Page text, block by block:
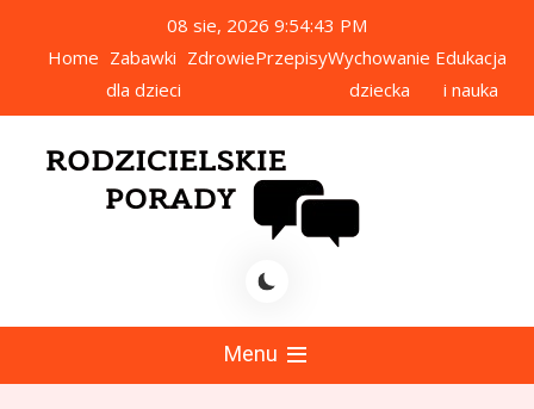
08 sie, 2026 9:54:44 PM
Home Zabawki
dla dzieci
ZdrowiePrzepisyWychowanie
dziecka
Edukacja
i nauka
Porady
Menu